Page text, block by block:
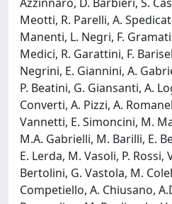
Meotti, R. Parelli, A.
Manenti, L. Negri, F.
Medici, R. Garattini, F.
Negrini, E. Giannini, A.
P. Beatini, G. Giansanti, A.
Converti, A. Pizzi, A.
Vannetti, E. Simoncini, M.
M.A. Gabrielli, M. Barilli, E.
E. Lerda, M. Vasoli, P. Rossi,
Bertolini, G. Vastola, M.
Competiello, A. Chiusano,